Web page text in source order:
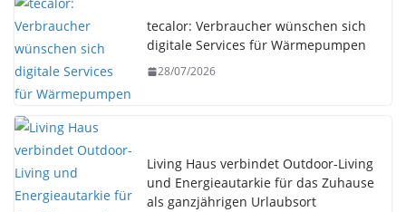
tecalor: Verbraucher wünschen sich
digitale Services für Wärmepumpen
28/07/2026
Living Haus verbindet Outdoor-Living
und Energieautarkie für das Zuhause
als ganzjährigen Urlaubsort